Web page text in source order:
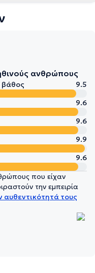
ανθρώπους
βάθος
9.5
9.6
9.6
9.9
9.6
που είχαν
την εμπειρία
τους